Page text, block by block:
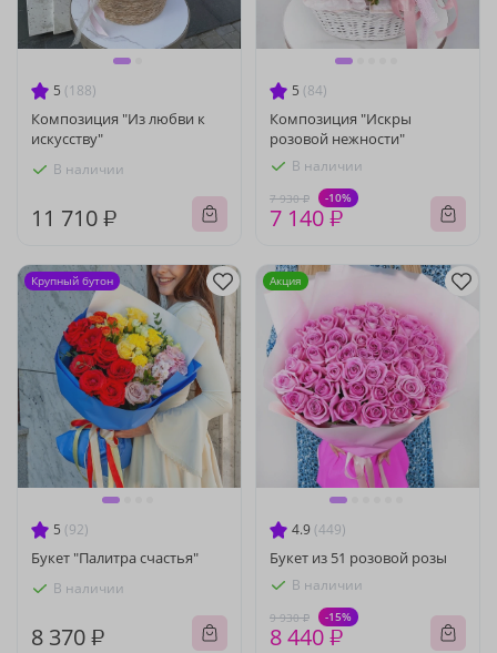
5 (188)
Композиция "Из любви к
искусству"
В наличии
11 710 ₽
5 (84)
Композиция "Искры
розовой нежности"
В наличии
7 930 ₽ -10%
7 140 ₽
5 (92)
Букет "Палитра счастья"
В наличии
8 370 ₽
Крупный бутон
4.9 (449)
Букет из 51 розовой розы
В наличии
9 930 ₽ -15%
8 440 ₽
Акция